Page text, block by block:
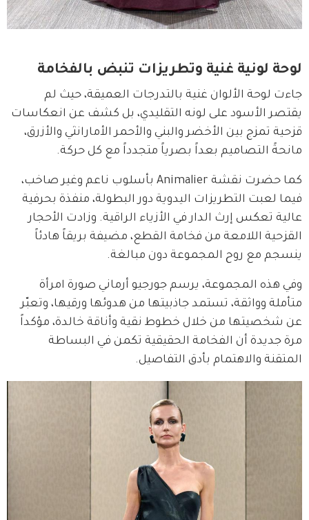
لوحة لونية غنية وتطريزات تنبض بالفخامة
جاءت لوحة الألوان غنية بالتدرجات العميقة، حيث لم
يقتصر الأسود على لونه التقليدي، بل كشف عن انعكاسات
قزحية تمزج بين الأخضر والبني والأحمر الأمارانثي والأزرق،
مانحةً التصاميم بعداً بصرياً متجدداً مع كل حركة.
كما حضرت نقشة Animalier بأسلوب ناعم وغير صاخب،
فيما لعبت التطريزات اليدوية دور البطولة، منفذة بحرفية
عالية تعكس إرث الدار في الأزياء الراقية. وزادت الأحجار
القزحية اللامعة من فخامة القطع، مضيفة بريقاً هادئاً
ينسجم مع روح المجموعة دون مبالغة.
وفي هذه المجموعة، يرسم جورجيو أرماني صورة امرأة
متأملة وواثقة، تستمد جاذبيتها من هدوئها ورقيها، وتعبّر
عن شخصيتها من خلال خطوط نقية وأناقة خالدة، مؤكداً
مرة جديدة أن الفخامة الحقيقية تكمن في البساطة
المتقنة والاهتمام بأدق التفاصيل.